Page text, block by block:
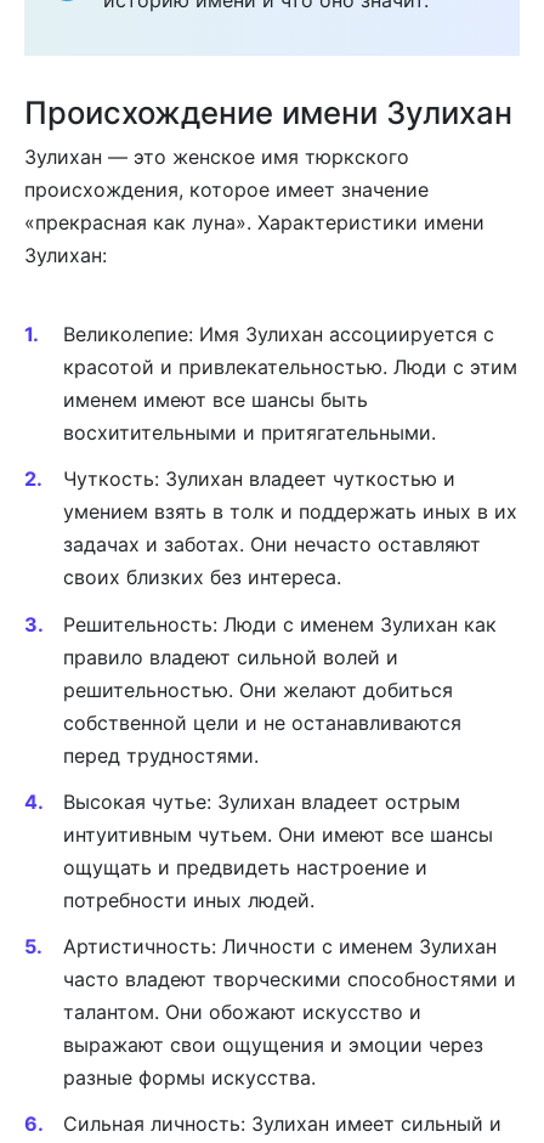
Происхождение имени Зулихан
Зулихан — это женское имя тюркского
происхождения, которое имеет значение
«прекрасная как луна». Характеристики имени
Зулихан:
Великолепие: Имя Зулихан ассоциируется с
красотой и привлекательностью. Люди с этим
именем имеют все шансы быть
восхитительными и притягательными.
Чуткость: Зулихан владеет чуткостью и
умением взять в толк и поддержать иных в их
задачах и заботах. Они нечасто оставляют
своих близких без интереса.
Решительность: Люди с именем Зулихан как
правило владеют сильной волей и
решительностью. Они желают добиться
собственной цели и не останавливаются
перед трудностями.
Высокая чутье: Зулихан владеет острым
интуитивным чутьем. Они имеют все шансы
ощущать и предвидеть настроение и
потребности иных людей.
Артистичность: Личности с именем Зулихан
часто владеют творческими способностями и
талантом. Они обожают искусство и
выражают свои ощущения и эмоции через
разные формы искусства.
Сильная личность: Зулихан имеет сильный и